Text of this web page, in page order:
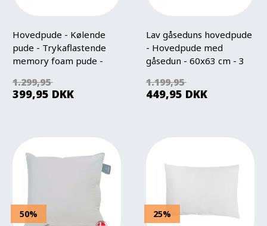
Hovedpude - Kølende
pude - Trykaflastende
memory foam pude -
1.299,95
399,95 DKK
Lav gåseduns hovedpude
- Hovedpude med
gåsedun - 60x63 cm - 3
Living
1.199,95
449,95 DKK
50% 25%